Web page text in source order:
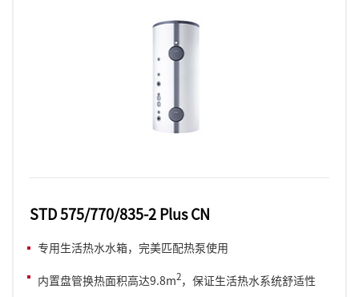
STD 575/770/835-2 Plus CN
专用生活热水水箱，完美匹配热泵使用
内置盘管换热面积高达9.8m2，保证生活热水系统舒适性